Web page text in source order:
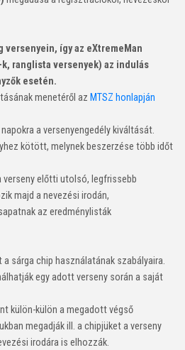
versenyein, így az eXtremeMan
ranglista versenyek) az indulás
esetén.
menetéről az MTSZ honlapján
a versenyengedély kiváltását.
kötött, melynek beszerzése több időt
verseny előtti utolsó, legfrissebb
majd a nevezési irodán,
az eredménylisták
a sárga chip használatának szabályaira.
egy adott verseny során a saját
külön-külön a megadott végső
megadják ill. a chipjüket a verseny
irodára is elhozzák.